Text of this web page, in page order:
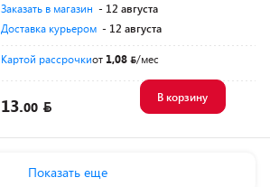
Заказать в магазин - 12 августа
Доставка курьером - 12 августа
Картой рассрочкиот 1,08 /мес
13.00
В корзину
Показать еще